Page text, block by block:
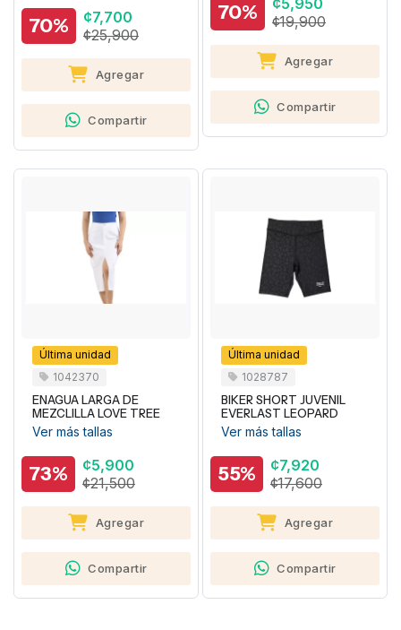
70%
¢7,700
¢25,900
Agregar
Compartir
70%
¢19,900
Agregar
Compartir
Última unidad
1042370
ENAGUA LARGA DE
MEZCLILLA LOVE TREE
Ver más tallas
73%
¢5,900
¢21,500
Agregar
Compartir
Última unidad
1028787
BIKER SHORT JUVENIL
EVERLAST LEOPARD
Ver más tallas
55%
¢7,920
¢17,600
Agregar
Compartir